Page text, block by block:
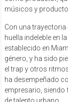
músicos y
Con una
huella indeleble en
establecido en
género, y ha sido
el trap y otros
ha desempeñado
empresario, siendo